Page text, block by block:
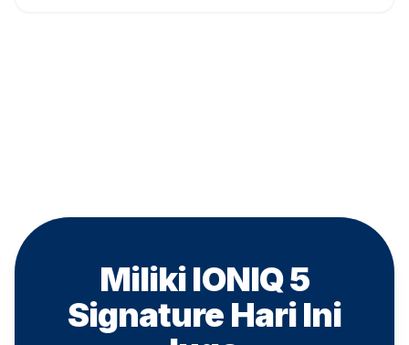
Miliki IONIQ 5
Signature Hari Ini